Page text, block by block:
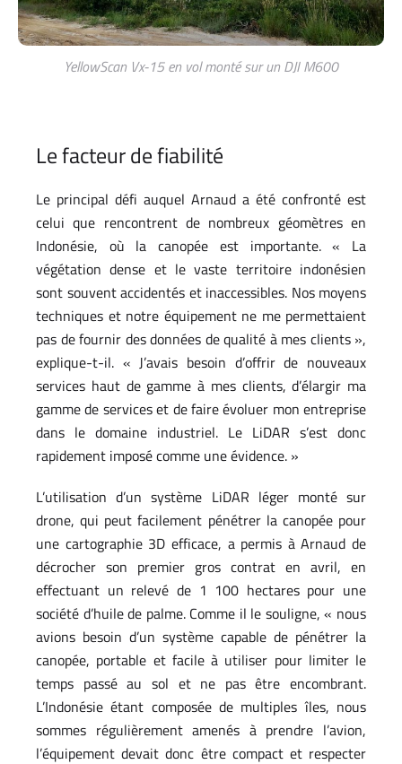
YellowScan Vx-15 en vol monté sur un DJI M600
Le facteur de fiabilité
Le principal défi auquel Arnaud a été confronté est
celui que rencontrent de nombreux géomètres en
Indonésie, où la canopée est importante. « La
végétation dense et le vaste territoire indonésien
sont souvent accidentés et inaccessibles. Nos moyens
techniques et notre équipement ne me permettaient
pas de fournir des données de qualité à mes clients »,
explique-t-il. « J’avais besoin d’offrir de nouveaux
services haut de gamme à mes clients, d’élargir ma
gamme de services et de faire évoluer mon entreprise
dans le domaine industriel. Le LiDAR s’est donc
rapidement imposé comme une évidence. »
L’utilisation d’un système LiDAR léger monté sur
drone, qui peut facilement pénétrer la canopée pour
une cartographie 3D efficace, a permis à Arnaud de
décrocher son premier gros contrat en avril, en
effectuant un relevé de 1 100 hectares pour une
société d’huile de palme. Comme il le souligne, « nous
avions besoin d’un système capable de pénétrer la
canopée, portable et facile à utiliser pour limiter le
temps passé au sol et ne pas être encombrant.
L’Indonésie étant composée de multiples îles, nous
sommes régulièrement amenés à prendre l’avion,
l’équipement devait donc être compact et respecter